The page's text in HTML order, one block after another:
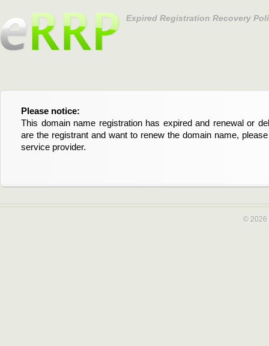
Expired Registration Recovery
Please notice:
This domain name registration has expired and renewal or
are the registrant and want to renew the domain name,
service provider.
Bitte beachten Sie:
Diese Domainregistrierung ist abgelaufen und die
Domain stehen an. Wenn Sie der Registrant sind und
verlängern möchten, kontaktieren Sie bitte Ihren Service-
© 2026